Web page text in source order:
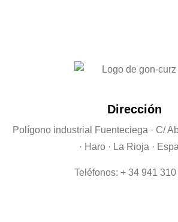
Dirección
Polígono industrial Fuenteciega · C/
· Haro · La Rioja ·
Teléfonos: + 34 941 310